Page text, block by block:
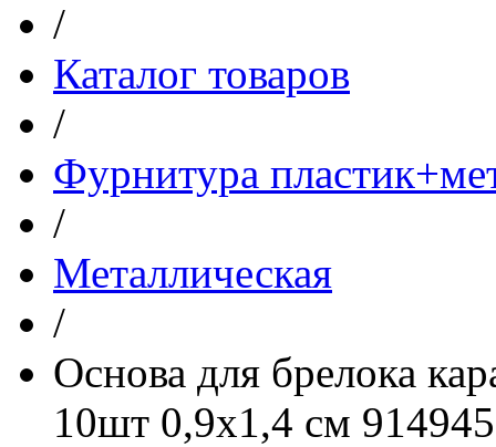
/
Каталог товаров
/
Фурнитура
/
Металлическая
/
Основа для брелока
10шт 0,9х1,4 см